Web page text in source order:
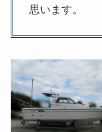
思います。